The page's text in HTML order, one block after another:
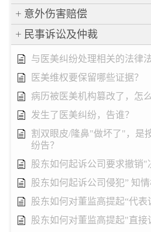
意外伤害赔偿
民事诉讼及仲裁
与医美纠纷处理相关的法律
医美维权要保留哪些证据？
病历被医美机构篡改了，怎么
发生了医美纠纷，告谁？
割双眼皮/隆鼻"做坏了"，是
纷告？
股东如何起诉公司要求撤销"
股东如何起诉公司侵犯” 知情
股东如何对董监高提起“代表
股东如何对董监高提起"直接